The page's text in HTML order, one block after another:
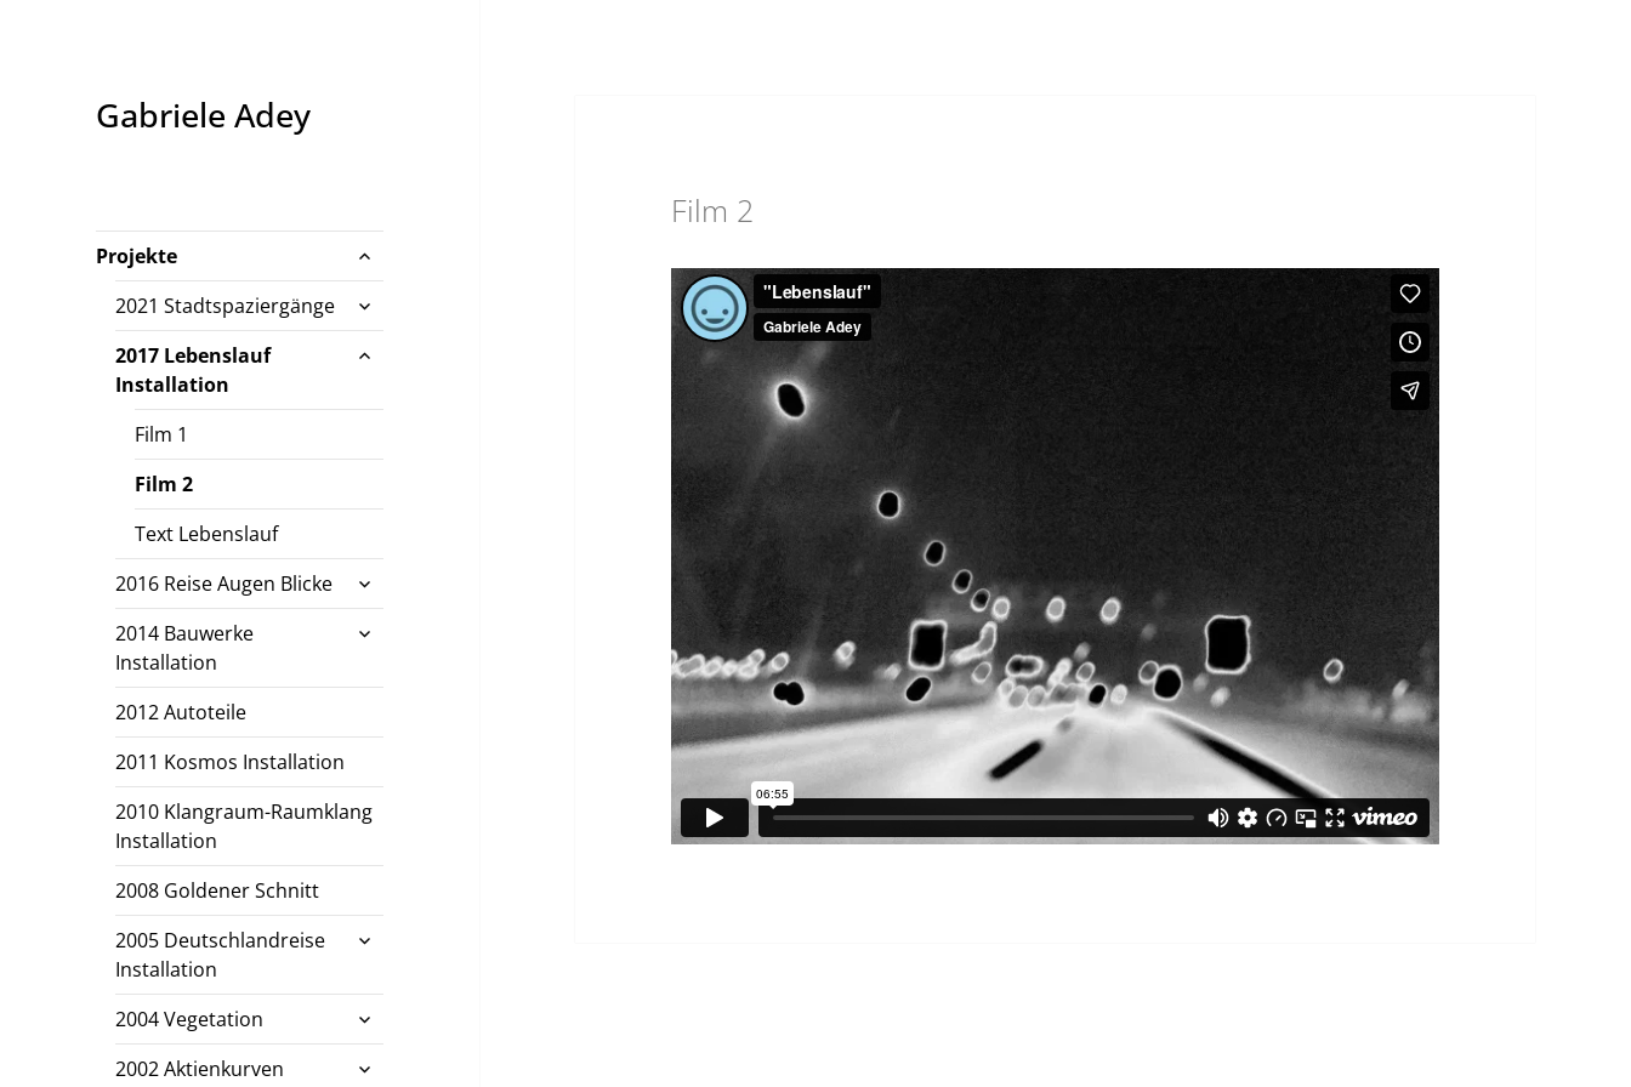
Gabriele Adey
Projekte
untermenü
öffnen
2021 Stadtspaziergänge
untermenü
öffnen
2017 Lebenslauf
Installation
untermenü
Film 1
Film 2
Text Lebenslauf
2016 Reise Augen Blicke
untermenü
öffnen
2014 Bauwerke
Installation
untermenü
2012 Autoteile
2011 Kosmos Installation
2010 Klangraum-Raumklang
Installation
2008 Goldener Schnitt
2005 Deutschlandreise
Installation
untermenü
2004 Vegetation
untermenü
öffnen
2002 Aktienkurven
untermenü
Film 2